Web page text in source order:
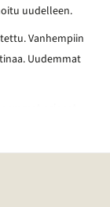
uudelleen.
Vanhempiin
Uudemmat
painauma tai
kulunut